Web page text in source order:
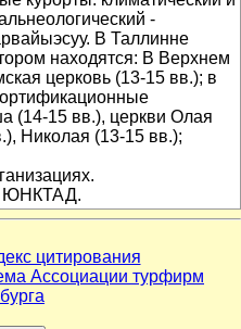
-
В Таллинне
находятся: В Верхнем
церковь (13-15 вв.); в
(14-15 вв.), церкви Олая
Николая (13-15 вв.);